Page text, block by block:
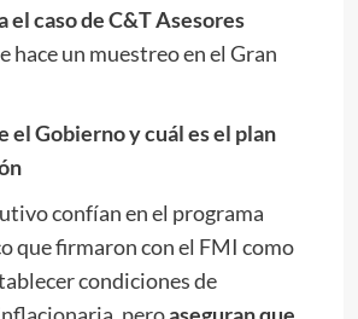
el caso de C&T Asesores
hace un muestreo en el Gran
el Gobierno y cuál es el plan
confían en el programa
que firmaron con el FMI como
condiciones de
peroaseguran que